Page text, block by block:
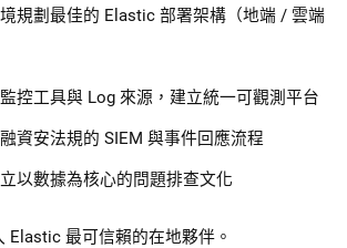
規劃最佳的 Elastic 部署架構（地端 / 雲端
控工具與 Log 來源，建立統一可觀測平台
資安法規的 SIEM 與事件回應流程
以數據為核心的問題排查文化
Elastic 最可信賴的在地夥伴。